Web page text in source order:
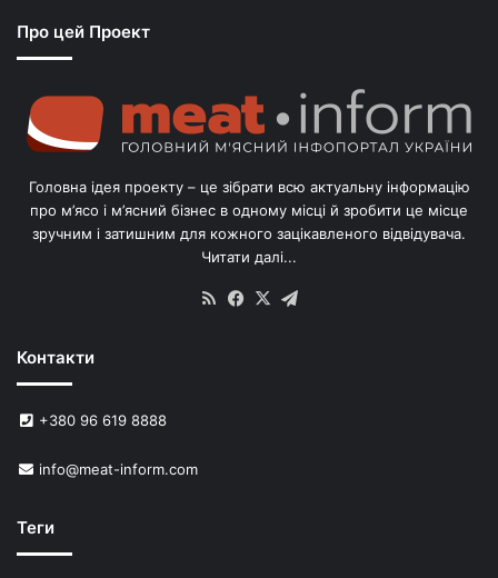
п
о
е
й
У
р
ї
Про цей Проект
Головна ідея проекту – це зібрати всю актуальну інформацію
про м’ясо і м’ясний бізнес в одному місці й зробити це місце
зручним і затишним для кожного зацікавленого відвідувача.
Читати далі...
RSS Facebook
X
Контакти
+380 96 619 8888
info@meat-inform.com
Теги